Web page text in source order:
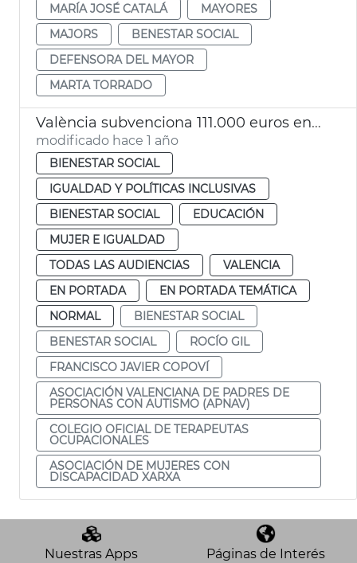
MARÍA JOSÉ CATALÁ
MAYORES
MAJORS
BENESTAR SOCIAL
DEFENSORA DEL MAYOR
MARTA TORRADO
València subvenciona 111.000 euros entidades promoción personas discapacidad
modificado hace 1 año
BIENESTAR SOCIAL
IGUALDAD Y POLÍTICAS INCLUSIVAS
BIENESTAR SOCIAL
EDUCACIÓN
MUJER E IGUALDAD
TODAS LAS AUDIENCIAS
VALENCIA
EN PORTADA
EN PORTADA TEMÁTICA
NORMAL
BIENESTAR SOCIAL
BENESTAR SOCIAL
ROCÍO GIL
FRANCISCO JAVIER COPOVÍ
ASOCIACIÓN VALENCIANA DE PADRES DE
PERSONAS CON AUTISMO (APNAV)
COLEGIO OFICIAL DE TERAPEUTAS
OCUPACIONALES
ASOCIACIÓN DE MUJERES CON
DISCAPACIDAD XARXA
Nuestras Apps Páginas de Interés